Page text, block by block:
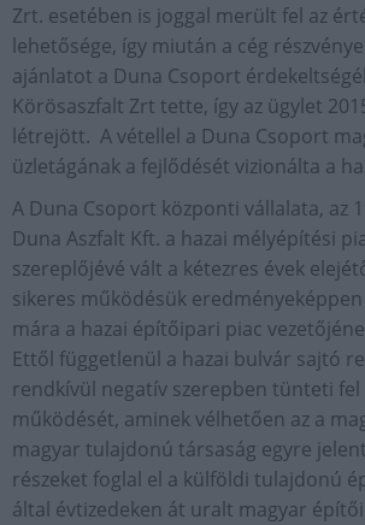
Zrt. esetében is joggal merült fel az
lehetősége, így miután a cég
ajánlatot a Duna Csoport
Körösaszfalt Zrt tette, így az ügylet
létrejött. A vétellel a Duna Csoport
üzletágának a fejlődését vizionálta a
A Duna Csoport központi vállalata, az
Duna Aszfalt Kft. a hazai mélyépítési
szereplőjévé vált a kétezres évek
sikeres működésük
mára a hazai építőipari piac
Ettől függetlenül a hazai bulvár sajtó
rendkívül negatív szerepben tünteti
működését, aminek vélhetően az a
magyar tulajdonú társaság egyre
részeket foglal el a külföldi tulajdonú
által évtizedeken át uralt magyar